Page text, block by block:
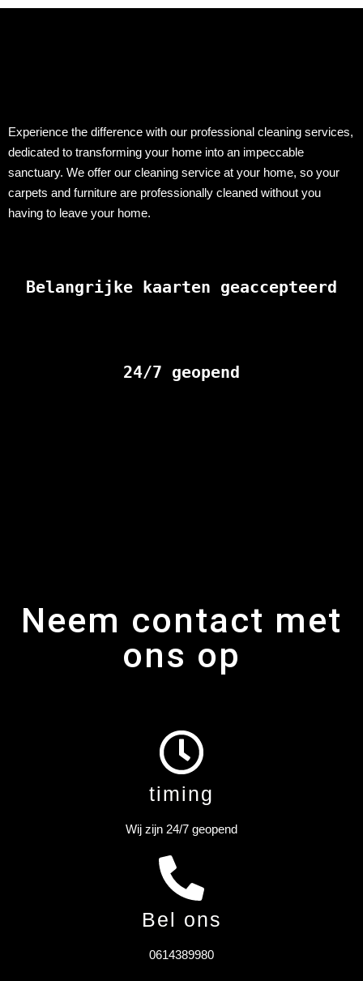
Experience the difference with our professional cleaning services,
dedicated to transforming your home into an impeccable
sanctuary. We offer our cleaning service at your home, so your
carpets and furniture are professionally cleaned without you
having to leave your home.
Belangrijke kaarten geaccepteerd
24/7 geopend
Neem contact met
ons op
timing
Wij zijn 24/7 geopend
Bel ons
0614389980